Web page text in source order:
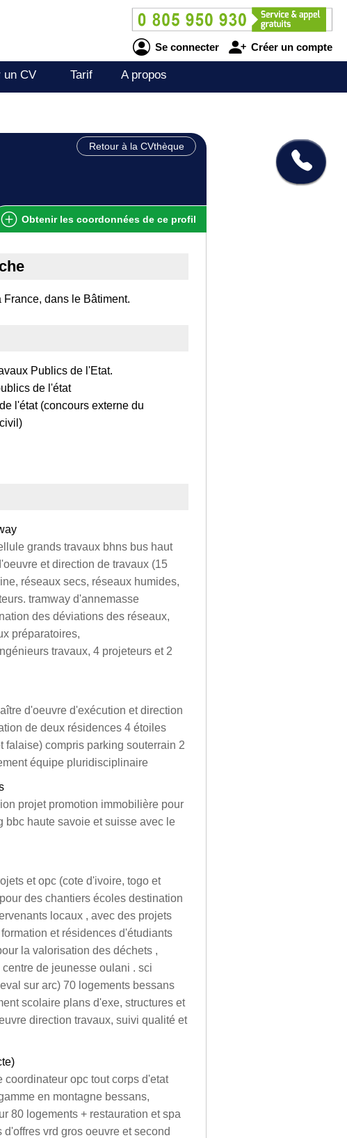
Se connecter Créer un compte
un CV Tarif A propos
Retour à la CVthèque
Obtenir les coordonnées de ce profil
dans le Bâtiment.
Publics de l'Etat.
de l'état
l'état (concours externe du
grands travaux bhns bus haut
et direction de travaux (15
réseaux secs, réseaux humides,
tramway d'annemasse
des déviations des réseaux,
préparatoires,
travaux, 4 projeteurs et 2
d'oeuvre d'exécution et direction
de deux résidences 4 étoiles
falaise) compris parking souterrain 2
équipe pluridisciplinaire
projet promotion immobilière pour
bbc haute savoie et suisse avec le
et opc (cote d'ivoire, togo et
des chantiers écoles destination
locaux , avec des projets
et résidences d'étudiants
la valorisation des déchets ,
de jeunesse oulani . sci
sur arc) 70 logements bessans
scolaire plans d'exe, structures et
direction travaux, suivi qualité et
opc tout corps d'etat
en montagne bessans,
80 logements + restauration et spa
vrd gros oeuvre et second